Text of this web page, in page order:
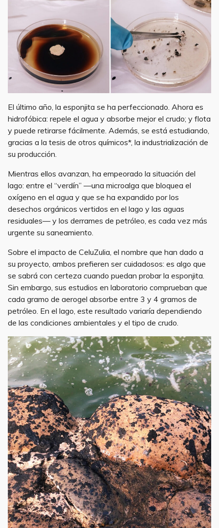
El último año, la esponjita se ha perfeccionado. Ahora es
hidrofóbica: repele el agua y absorbe mejor el crudo; y flota
y puede retirarse fácilmente. Además, se está estudiando,
gracias a la tesis de otros químicos*, la industrialización de
su producción.
Mientras ellos avanzan, ha empeorado la situación del
lago: entre el “verdín” —una microalga que bloquea el
oxígeno en el agua y que se ha expandido por los
desechos orgánicos vertidos en el lago y las aguas
residuales— y los derrames de petróleo, es cada vez más
urgente su saneamiento.
Sobre el impacto de CeluZulia, el nombre que han dado a
su proyecto, ambos prefieren ser cuidadosos: es algo que
se sabrá con certeza cuando puedan probar la esponjita.
Sin embargo, sus estudios en laboratorio comprueban que
cada gramo de aerogel absorbe entre 3 y 4 gramos de
petróleo. En el lago, este resultado variaría dependiendo
de las condiciones ambientales y el tipo de crudo.